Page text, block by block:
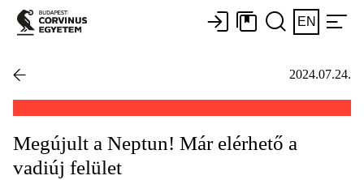
EN
2024.07.24.
Megújult a Neptun! Már elérhető a
vadiúj felület